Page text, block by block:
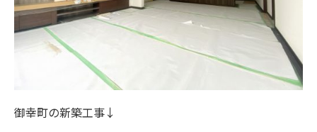
御幸町の新築工事↓